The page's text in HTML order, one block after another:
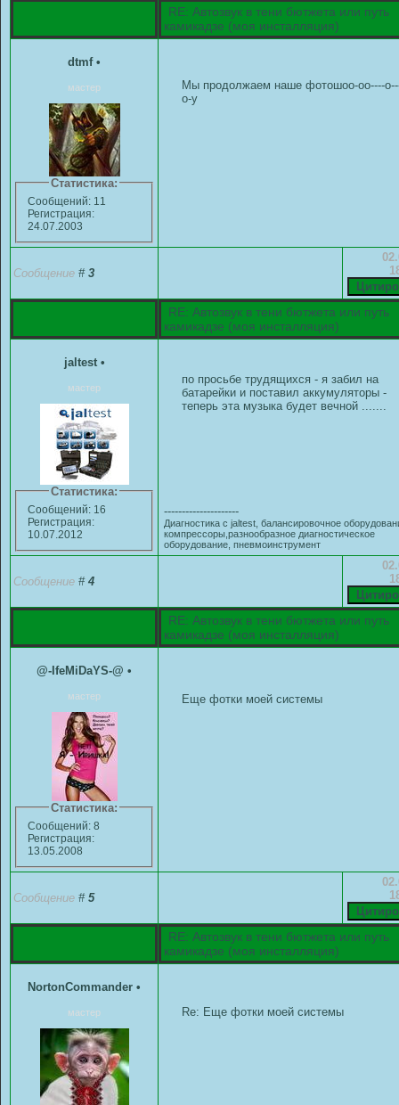
RE: Автозвук в тени бютжета или путь
камикадзе (моя инсталляция)
dtmf •
мастер
Статистика:
Сообщений: 11
Регистрация:
24.07.2003
Мы продолжаем наше фотошоо-оо----
о-у
Сообщение # 3
RE: Автозвук в тени бютжета или путь
камикадзе (моя инсталляция)
jaltest •
мастер
Статистика:
Сообщений: 16
Регистрация:
10.07.2012
по просьбе трудящихся - я забил на
батарейки и поставил аккумуляторы -
теперь эта музыка будет вечной .......
---------------------
Диагностика с jaltest, балансировочное
компрессоры,разнообразное диагностическое
оборудование, пневмоинструмент
Сообщение # 4
RE: Автозвук в тени бютжета или путь
камикадзе (моя инсталляция)
@-IfeMiDaYS-@ •
мастер
Статистика:
Сообщений: 8
Регистрация:
13.05.2008
Еще фотки моей системы
Сообщение # 5
RE: Автозвук в тени бютжета или путь
камикадзе (моя инсталляция)
NortonCommander •
мастер Re: Еще фотки моей системы